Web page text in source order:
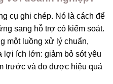
cụ ghi chép. Nó là cách để
sang hỗ trợ có kiểm soát.
một luồng xử lý chuẩn,
lợi ích lớn: giảm bỏ sót yêu
trước và đo được hiệu quả